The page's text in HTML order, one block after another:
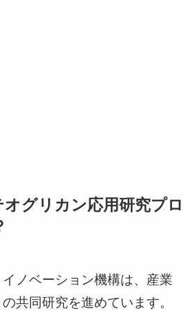
グリカン応用研究プロ
ノベーション機構は、産業
共同研究を進めています。